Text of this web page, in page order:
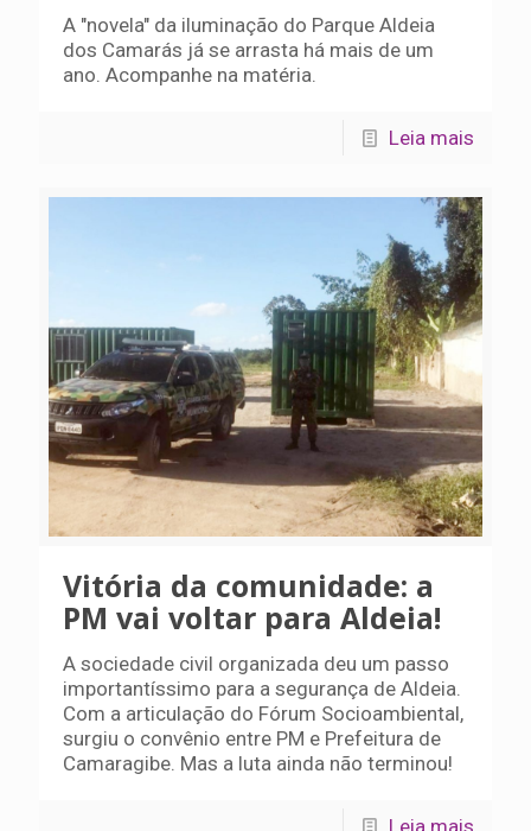
A "novela" da iluminação do Parque Aldeia
dos Camarás já se arrasta há mais de um
ano. Acompanhe na matéria.
Leia mais
Vitória da comunidade: a
PM vai voltar para Aldeia!
A sociedade civil organizada deu um passo
importantíssimo para a segurança de Aldeia.
Com a articulação do Fórum Socioambiental,
surgiu o convênio entre PM e Prefeitura de
Camaragibe. Mas a luta ainda não terminou!